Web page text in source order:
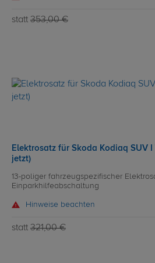
statt 353,00 €
Elektrosatz für Skoda Kodiaq SUV I
jetzt)
13-poliger fahrzeugspezifischer
Einparkhilfeabschaltung
Hinweise beachten
statt 321,00 €